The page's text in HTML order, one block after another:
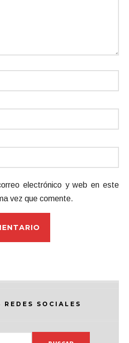
electrónico y web en este
vez que comente.
REDES SOCIALES